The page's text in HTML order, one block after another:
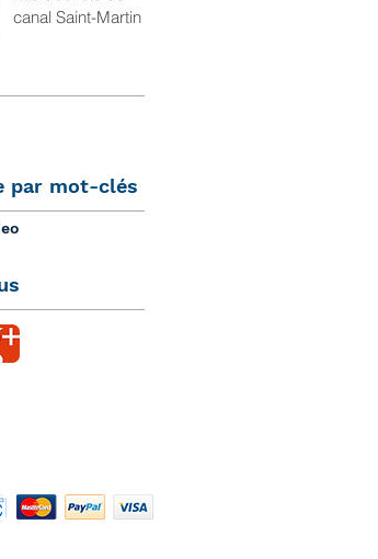
canal Saint-Martin
par mot-clés